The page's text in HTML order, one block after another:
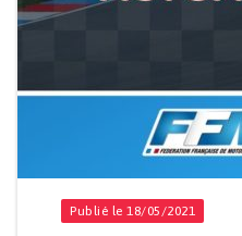
Publié le 18/05/2021